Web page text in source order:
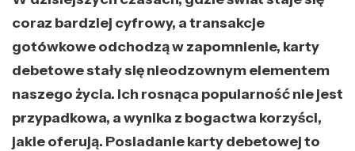
coraz bardziej cyfrowy, a transakcje
gotówkowe odchodzą w zapomnienie, karty
debetowe stały się nieodzownym elementem
naszego życia. Ich rosnąca popularność nie jest
przypadkowa, a wynika z bogactwa korzyści,
jakie oferują. Posiadanie karty debetowej to